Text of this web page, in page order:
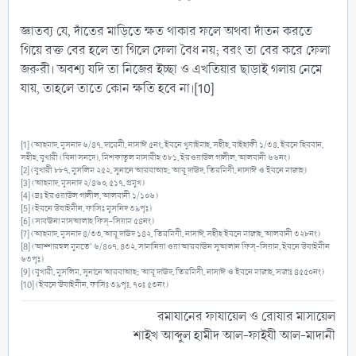
জ্ঞাতব্য যে, দাঁতের মাড়িতে ক্ষত থাকার ফলে অথবা দাঁতন করতে
গিয়ে রক্ত বের হলে তা গিলে ফেলা বৈধ নয়; বরং তা বের করে ফেলা
জরুরী। অবশ্য যদি তা নিজের ইচ্ছা ও এখতিয়ার ছাড়াই গলায় নেমে
যায়, তাহলে তাতে কোন ক্ষতি হবে না।[10]
[1] (আহমাদ, মুসনাদ ৬/৪৭, দারেমী, নাসাঈ ৫নং, ইবনে খুযাইমাহ, সহীহ, বাইহাকী ১/৩৪, ইবনে হিববান,
সহীহ, বুখারী (বিনা সনদে), মিশকাতুল মাসাবীহ ৩৮১, ইরওয়াউল গালীল, আলবানী ৬৬নং)
[2] (বুখারী ৮৮৭, মুসলিম ২৫২, সুনানে আরবাআহ; আবূ দাঊদ, তিরমিযী, নাসাঈ ও ইবনে মাজাহ)
[3] (আহমাদ, মুসনাদ ২/৪৬০, ৫১৭, প্রমুখ)
[4] (দ্রঃ ইরওয়াউল গালীল, আলবানী ১/১০৬)
[5] (ইবনে উষাইমীন, ফাসিঃ মুসনিদ ৩৯পৃঃ)
[6] (সাবঊনা মাসআলাহ ফিস্-সিয়াম ৫৪নং)
[7] (আহমাদ, মুসনাদ ৪/৩৩, আবূ দাঊদ ১৪২, তিরমিযী, নাসাঈ, সহীহ ইবনে মাজাহ, আলবানী ৩২৮নং)
[8] (আশ্শারহুল মুমতে’ ৬/৪০৭, ৪৩২, সামানিয়া ওয়া আরবাঊন সুআলান ফিস্-সিয়াম, ইবনে উষাইমীন
৬৩পৃঃ)
[9] (বুখারী, মুসলিম, সুনানে আরবাআহ; আবূ দাঊদ, তিরমিযী, নাসাঈ ও ইবনে মাজাহ, সজাঃ ৪৫৫০নং)
[10] (ইবনে উষাইমীন, ফাসিঃ ৩৯পৃঃ, ৭০ঃ ৫৩নং)
রমাযানের ফাযায়েল ও রোযার মাসায়েল
শাইখ আব্দুল হামীদ আল-ফাইযী আল-মাদানী​